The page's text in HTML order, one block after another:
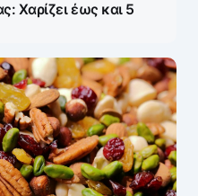
Χαρίζει έως και 5